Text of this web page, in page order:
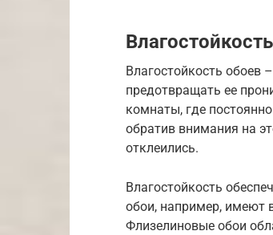
Влагостойкость
Влагостойкость обоев
предотвращать ее
комнаты, где
обратив внимания на
отклеились.
Влагостойкость
обои, например, имеют
Флизелиновые обои